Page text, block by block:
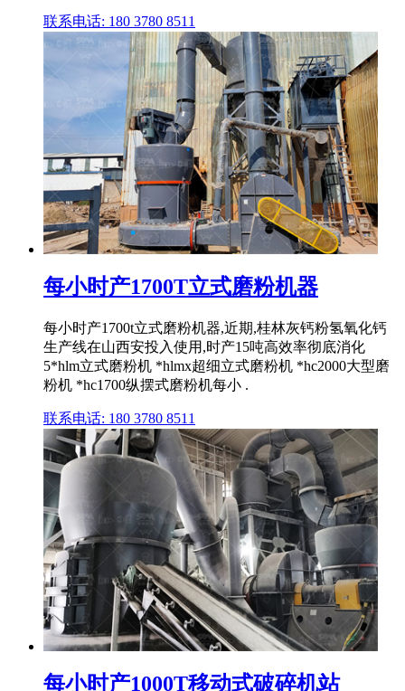
联系电话: 180 3780 8511
每小时产1700T立式磨粉机器
每小时产1700t立式磨粉机器,近期,桂林灰钙粉氢氧化钙
生产线在山西安投入使用,时产15吨高效率彻底消化
5*hlm立式磨粉机 *hlmx超细立式磨粉机 *hc2000大型磨
粉机 *hc1700纵摆式磨粉机每小 .
联系电话: 180 3780 8511
每小时产1000T移动式破碎机站